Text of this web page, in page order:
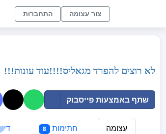
התחברות צור עצומה
לא רוצים להפרד מגאליס!!!!עוד עונות!!!
שתף באמצעות פייסבוק
עצומה חתימות 8 דיון